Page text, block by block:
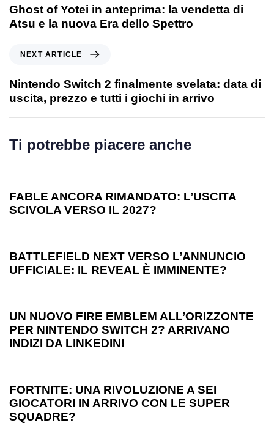
Ghost of Yotei in anteprima: la vendetta di
Atsu e la nuova Era dello Spettro
NEXT ARTICLE
Nintendo Switch 2 finalmente svelata: data di
uscita, prezzo e tutti i giochi in arrivo
Ti potrebbe piacere anche
FABLE ANCORA RIMANDATO: L’USCITA
SCIVOLA VERSO IL 2027?
BATTLEFIELD NEXT VERSO L’ANNUNCIO
UFFICIALE: IL REVEAL È IMMINENTE?
UN NUOVO FIRE EMBLEM ALL’ORIZZONTE
PER NINTENDO SWITCH 2? ARRIVANO
INDIZI DA LINKEDIN!
FORTNITE: UNA RIVOLUZIONE A SEI
GIOCATORI IN ARRIVO CON LE SUPER
SQUADRE?